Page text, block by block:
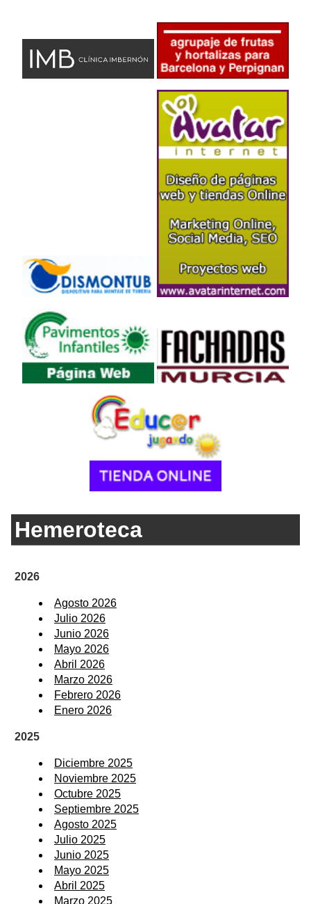
Hemeroteca
2026
Agosto 2026
Julio 2026
Junio 2026
Mayo 2026
Abril 2026
Marzo 2026
Febrero 2026
Enero 2026
2025
Diciembre 2025
Noviembre 2025
Octubre 2025
Septiembre 2025
Agosto 2025
Julio 2025
Junio 2025
Mayo 2025
Abril 2025
Marzo 2025